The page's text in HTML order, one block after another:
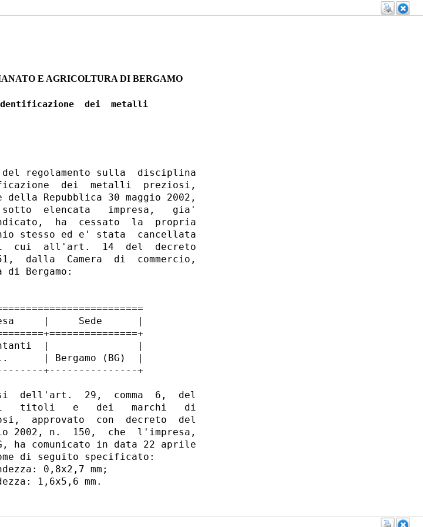
E AGRICOLTURA DI BERGAMO
dei  metalli
regolamento sulla  disciplina
dei  metalli  preziosi,
Repubblica 30 maggio 2002,
elencata   impresa,   gia'
ha  cessato  la  propria
stesso ed e' stata  cancellata
cui  all'art.  14  del  decreto
dalla  Camera  di  commercio,
Bergamo:
|     Sede      |
|               |
| Bergamo (BG)  |
+---------------+
dell'art.  29,  comma  6,  del
titoli   e   dei   marchi   di
approvato  con  decreto  del
2002, n.  150,  che  l'impresa,
ha comunicato in data 22 aprile
di seguito specificato:
0,8x2,7 mm;